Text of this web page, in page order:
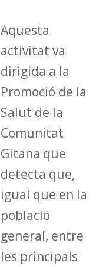
Aquesta
activitat va
dirigida a la
Promoció de la
Salut de la
Comunitat
Gitana que
detecta que,
igual que en la
població
general, entre
les principals